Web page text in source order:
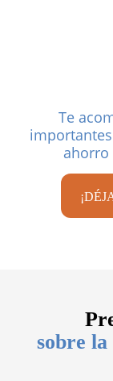
Te
sobre